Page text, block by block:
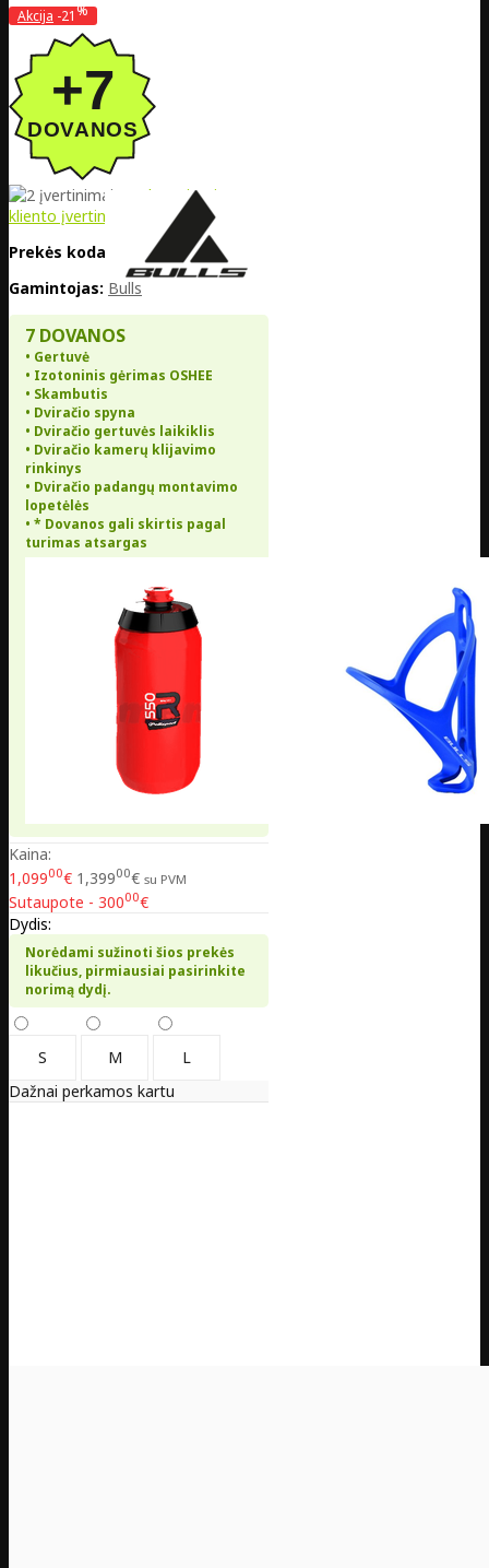
Akcija -21%
/5 | remiantis
kliento įvertinimu
Prekės kodas:
DE20-633-482
Gamintojas: Bulls
7 DOVANOS
• Gertuvė
• Izotoninis gėrimas OSHEE
• Skambutis
• Dviračio spyna
• Dviračio gertuvės laikiklis
• Dviračio kamerų klijavimo
rinkinys
• Dviračio padangų montavimo
lopetėlės
• * Dovanos gali skirtis pagal
turimas atsargas
Kaina:
1,09900€ 1,39900€ su PVM
Sutaupote - 30000€
Dydis:
Norėdami sužinoti šios prekės
likučius, pirmiausiai pasirinkite
norimą dydį.
S M
L
Dažnai perkamos kartu